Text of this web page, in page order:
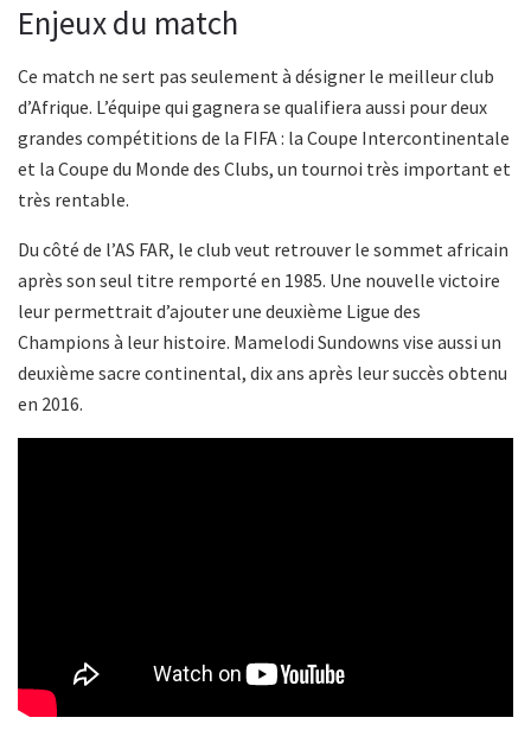
Enjeux du match
Ce match ne sert pas seulement à désigner le meilleur club
d’Afrique. L’équipe qui gagnera se qualifiera aussi pour deux
grandes compétitions de la FIFA : la Coupe Intercontinentale
et la Coupe du Monde des Clubs, un tournoi très important et
très rentable.
Du côté de l’AS FAR, le club veut retrouver le sommet africain
après son seul titre remporté en 1985. Une nouvelle victoire
leur permettrait d’ajouter une deuxième Ligue des
Champions à leur histoire. Mamelodi Sundowns vise aussi un
deuxième sacre continental, dix ans après leur succès obtenu
en 2016.